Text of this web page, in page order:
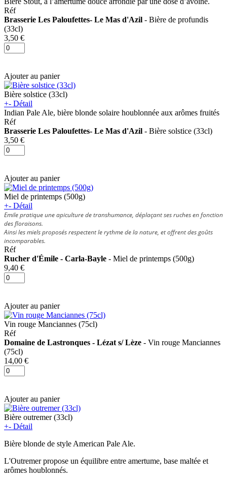
Réf
Brasserie Les Paloufettes- Le Mas d'Azil - Bière de profundis
(33cl)
3,50 €
Ajouter au panier
Bière solstice (33cl)
+- Détail
Indian Pale Ale, bière blonde solaire houblonnée aux arômes fruités
Réf
Brasserie Les Paloufettes- Le Mas d'Azil - Bière solstice (33cl)
3,50 €
Ajouter au panier
Miel de printemps (500g)
+- Détail
Emile pratique une apiculture de transhumance, déplaçant ses ruches en fonction
des floraisons.
Ainsi les miels proposés respectent le rythme de la nature, et offrent des goûts
incomparables.
Réf
Rucher d'Émile - Carla-Bayle - Miel de printemps (500g)
9,40 €
Ajouter au panier
Vin rouge Manciannes (75cl)
Réf
Domaine de Lastronques - Lézat s/ Lèze - Vin rouge Manciannes
(75cl)
14,00 €
Ajouter au panier
Bière outremer (33cl)
+- Détail
Bière blonde de style American Pale Ale.
L'Outremer propose un équilibre entre amertume, base maltée et
arômes houblonnés.